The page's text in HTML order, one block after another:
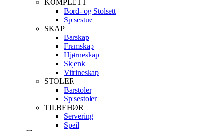
KOMPLETT
Bord- og Stolsett
Spisestue
SKAP
Barskap
Framskap
Hjørneskap
Skjenk
Vitrineskap
STOLER
Barstoler
Spisestoler
TILBEHØR
Servering
Speil